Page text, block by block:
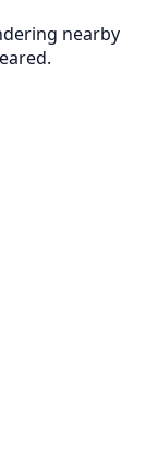
nearby